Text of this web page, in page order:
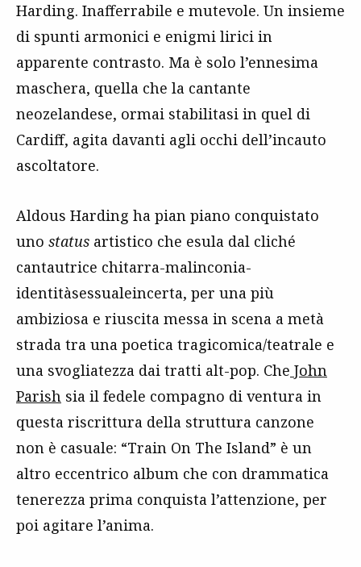
Harding. Inafferrabile e mutevole. Un insieme
di spunti armonici e enigmi lirici in
apparente contrasto. Ma è solo l’ennesima
maschera, quella che la cantante
neozelandese, ormai stabilitasi in quel di
Cardiff, agita davanti agli occhi dell’incauto
ascoltatore.
Aldous Harding ha pian piano conquistato
uno status artistico che esula dal cliché
cantautrice chitarra-malinconia-
identitàsessualeincerta, per una più
ambiziosa e riuscita messa in scena a metà
strada tra una poetica tragicomica/teatrale e
una svogliatezza dai tratti alt-pop. Che John
Parish sia il fedele compagno di ventura in
questa riscrittura della struttura canzone
non è casuale: “Train On The Island” è un
altro eccentrico album che con drammatica
tenerezza prima conquista l’attenzione, per
poi agitare l’anima.